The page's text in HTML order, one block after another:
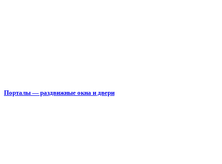
Порталы — раздвижные окна и двери